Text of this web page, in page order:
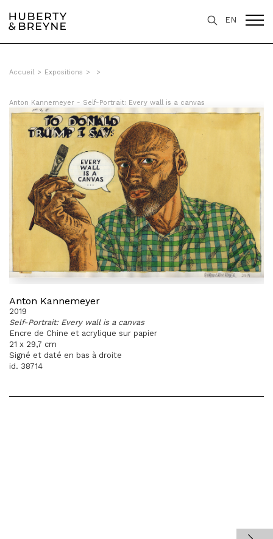
EN
Accueil > Expositions > >
Anton Kannemeyer - Self-Portrait: Every wall is a canvas
Anton Kannemeyer
2019
Self-Portrait: Every wall is a canvas
Encre de Chine et acrylique sur papier
21 x 29,7 cm
Signé et daté en bas à droite
id. 38714